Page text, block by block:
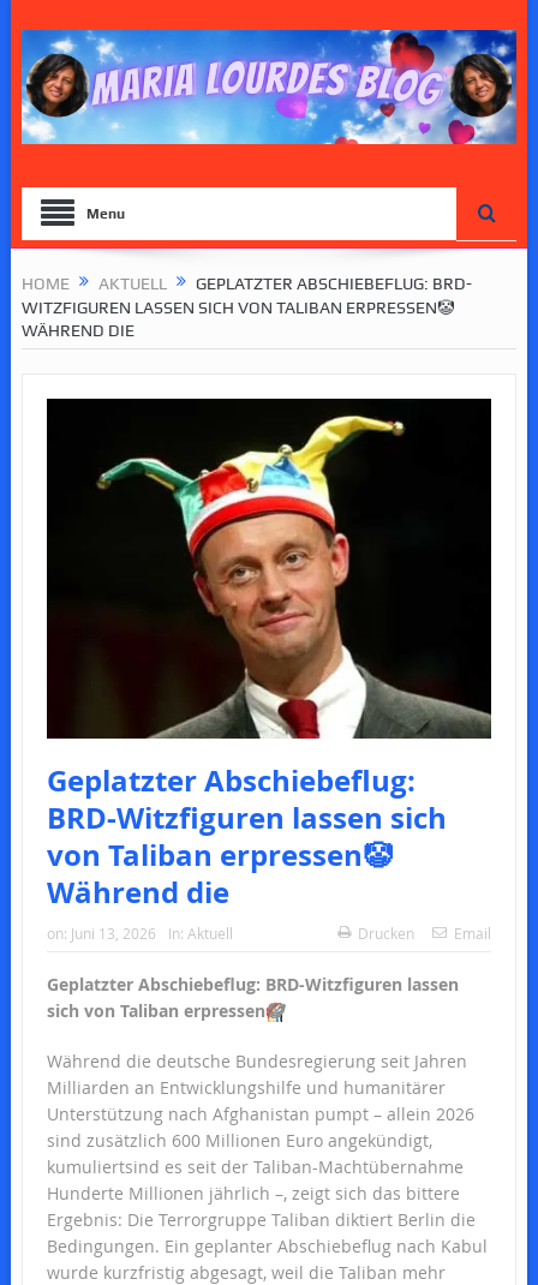
Menu
HOME AKTUELL
GEPLATZTER ABSCHIEBEFLUG: BRD-
WITZFIGUREN LASSEN SICH VON TALIBAN ERPRESSEN🤡
WÄHREND DIE
Geplatzter Abschiebeflug:
BRD-Witzfiguren lassen sich
von Taliban erpressen🤡
Während die
on: Juni 13, 2026 In: Aktuell Drucken Email
Geplatzter Abschiebeflug: BRD-Witzfiguren lassen
sich von Taliban erpressen🤡
Während die deutsche Bundesregierung seit Jahren
Milliarden an Entwicklungshilfe und humanitärer
Unterstützung nach Afghanistan pumpt – allein 2026
sind zusätzlich 600 Millionen Euro angekündigt,
kumuliertsind es seit der Taliban-Machtübernahme
Hunderte Millionen jährlich –, zeigt sich das bittere
Ergebnis: Die Terrorgruppe Taliban diktiert Berlin die
Bedingungen. Ein geplanter Abschiebeflug nach Kabul
wurde kurzfristig abgesagt, weil die Taliban mehr